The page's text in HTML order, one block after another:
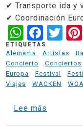
✔ Transporte ida y
✔ Coordinación
ETIQUETAS
Alemania
Artistas
Concierto
Conciertos
Europa
Festival
Viajes
WACKEN WOA
Lee más